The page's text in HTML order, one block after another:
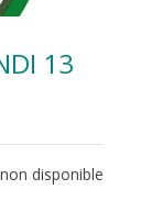
13
disponible